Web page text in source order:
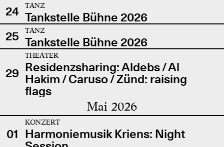
24
TANZ
Tankstelle Bühne 2026
25
TANZ
Tankstelle Bühne 2026
29
THEATER
Residenzsharing: Aldebs / Al
Hakim / Caruso / Zünd: raising
flags
Mai 2026
01
KONZERT
Harmoniemusik Kriens: Night